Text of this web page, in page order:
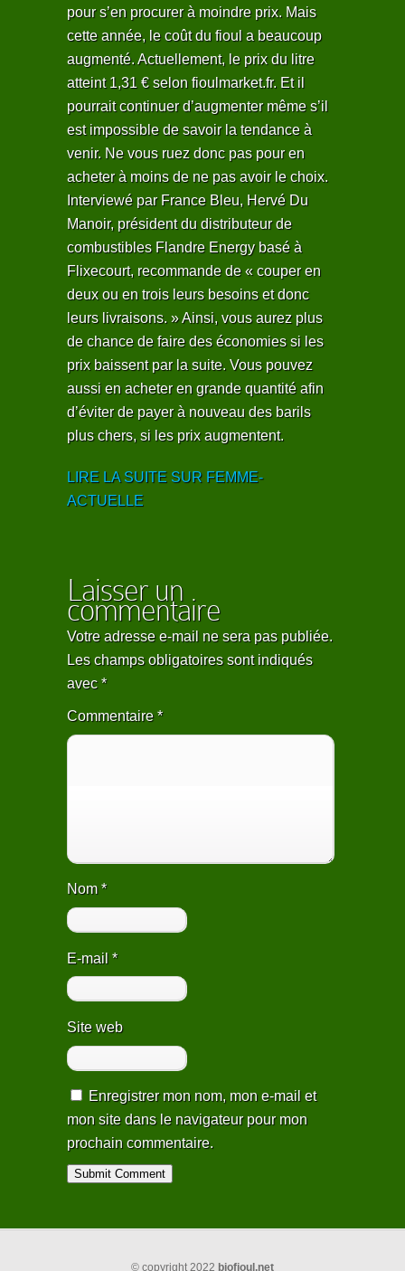
pour s’en procurer à moindre prix. Mais
cette année, le coût du fioul a beaucoup
augmenté. Actuellement, le prix du litre
atteint 1,31 € selon fioulmarket.fr. Et il
pourrait continuer d’augmenter même s’il
est impossible de savoir la tendance à
venir. Ne vous ruez donc pas pour en
acheter à moins de ne pas avoir le choix.
Interviewé par France Bleu, Hervé Du
Manoir, président du distributeur de
combustibles Flandre Energy basé à
Flixecourt, recommande de « couper en
deux ou en trois leurs besoins et donc
leurs livraisons. » Ainsi, vous aurez plus
de chance de faire des économies si les
prix baissent par la suite. Vous pouvez
aussi en acheter en grande quantité afin
d’éviter de payer à nouveau des barils
plus chers, si les prix augmentent.
LIRE LA SUITE SUR FEMME-
ACTUELLE
Laisser un
commentaire
Votre adresse e-mail ne sera pas publiée.
Les champs obligatoires sont indiqués
avec*
Commentaire *
Nom*
E-mail *
Site web
Enregistrer mon nom, mon e-mail et
mon site dans le navigateur pour mon
prochain commentaire.
© copyright 2022 biofioul.net